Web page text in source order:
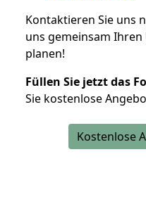
Kontaktieren Sie uns
uns gemeinsam
planen!
Füllen Sie jetzt das
Sie kostenlose
Kostenlose